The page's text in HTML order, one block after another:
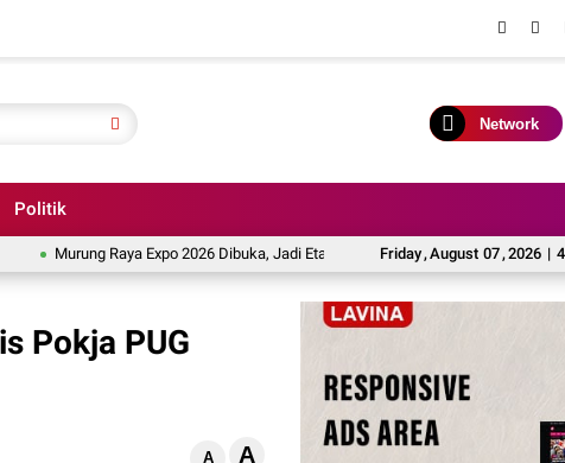
Network
Politik
Friday,August 07,2026 |
Murung Raya Expo 2026 Dibuka, Jadi Etalase UMKM dan Potensi Investasi Daerah
Pokja PUG
A A